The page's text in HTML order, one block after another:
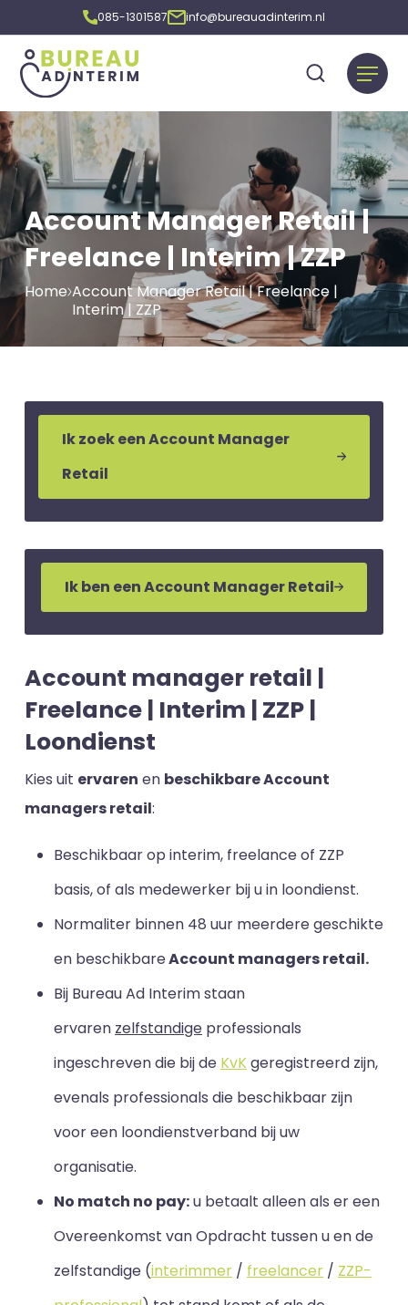
085-1301587 info@bureauadinterim.nl
Account Manager Retail |
Freelance | Interim | ZZP
Home Account Manager Retail | Freelance |
Interim | ZZP
Ik zoek een Account Manager
Retail
Ik ben een Account Manager Retail
Account manager retail |
Freelance | Interim | ZZP |
Loondienst
Kies uit ervaren en beschikbare Account
managers retail:
Beschikbaar op interim, freelance of ZZP
basis, of als medewerker bij u in loondienst.
Normaliter binnen 48 uur meerdere geschikte
en beschikbareAccount managers retail.
Bij Bureau Ad Interim staan
ervaren zelfstandige professionals
ingeschreven die bij de KvKgeregistreerd zijn,
evenals professionals die beschikbaar zijn
voor een loondienstverband bij uw
organisatie.
No match no pay:u betaalt alleen als er een
Overeenkomst van Opdracht tussen u en de
zelfstandige (interimmer / freelancer / ZZP-